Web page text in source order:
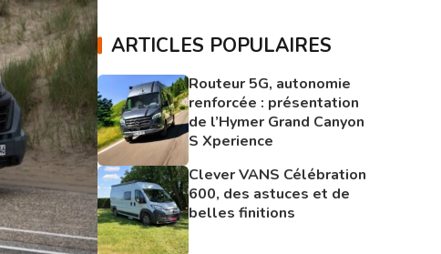
ARTICLES POPULAIRES
Routeur 5G, autonomie
renforcée : présentation
de l’Hymer Grand Canyon
S Xperience
Clever VANS Célébration
600, des astuces et de
belles finitions